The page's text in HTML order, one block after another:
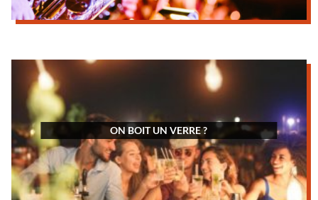
ON BOIT UN VERRE ?